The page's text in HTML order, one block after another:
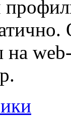
на